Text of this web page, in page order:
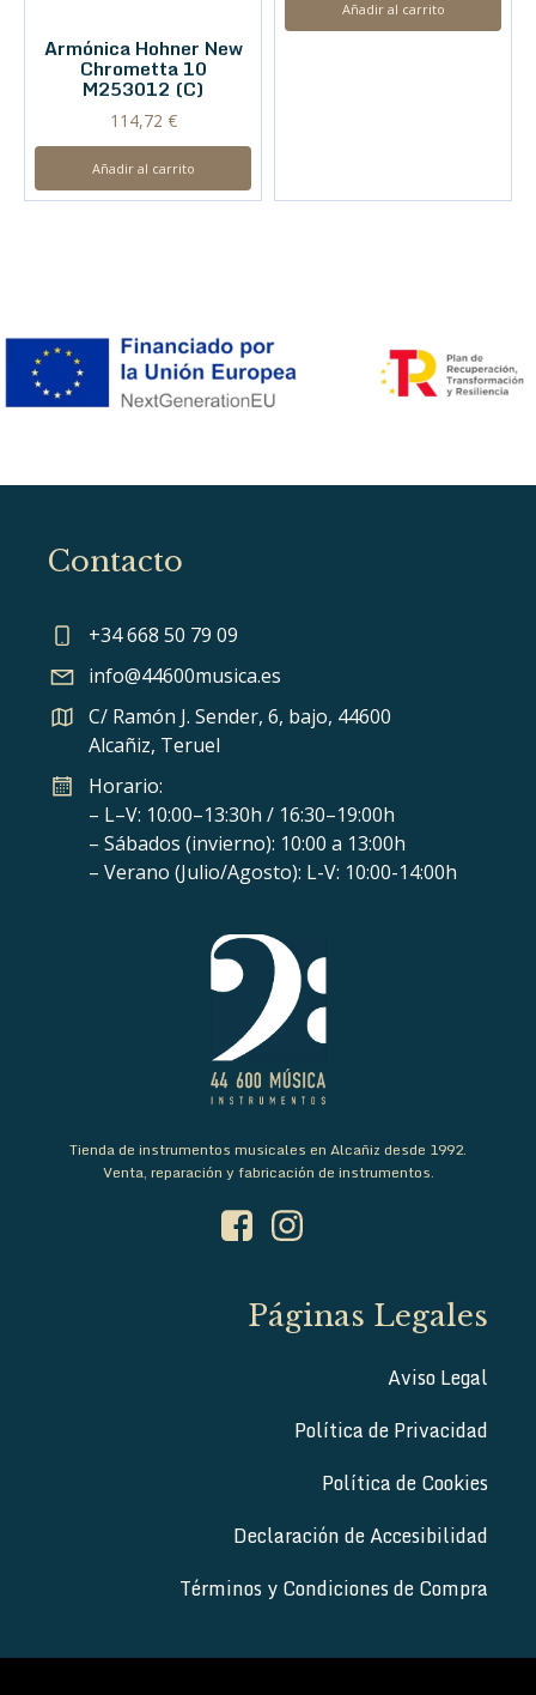
Armónica Hohner New
Chrometta 10
M253012 (C)
114,72 €
Añadir al carrito
Añadir al carrito
Contacto
+34 668 50 79 09
info@44600musica.es
C/ Ramón J. Sender, 6, bajo, 44600
Alcañiz, Teruel
Horario:
– L–V: 10:00–13:30h / 16:30–19:00h
– Sábados (invierno): 10:00 a 13:00h
– Verano (Julio/Agosto): L-V: 10:00-14:00h
Tienda de instrumentos musicales en Alcañiz desde 1992.
Venta, reparación y fabricación de instrumentos.
Páginas Legales
Aviso Legal
Política de Privacidad
Política de Cookies
Declaración de Accesibilidad
Términos y Condiciones de Compra